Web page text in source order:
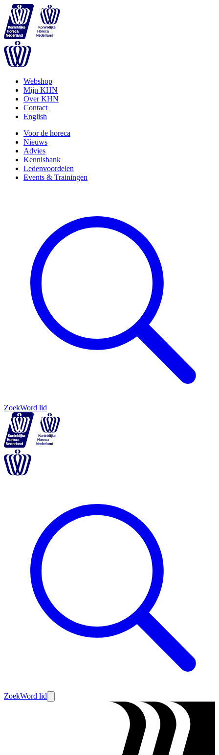
Webshop
Mijn KHN
Over KHN
Contact
English
Voor de horeca
Nieuws
Advies
Kennisbank
Ledenvoordelen
Events & Trainingen
ZoekWord lid
ZoekWord lid